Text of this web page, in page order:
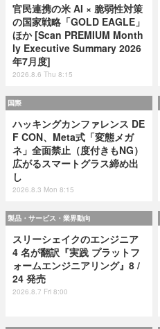
官民連携の米 AI × 脆弱性対策
の国家戦略「GOLD EAGLE」
ほか [Scan PREMIUM Month
ly Executive Summary 2026
年7月度]
2026.8.6 Thu 8:15
国際
ハッキングカンファレンス DE
F CON、Meta式「変態メガ
ネ」全面禁止（度付きもNG）
広がるスマートグラス締め出
し
2026.8.3 Mon 8:15
製品・サービス・業界動向
スリーシェイクのエンジニア
4 名が翻訳『実践 プラットフ
ォームエンジニアリング』8 /
24 発売
2026.8.7 Fri 8:00